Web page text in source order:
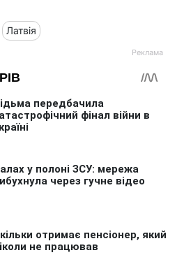
Латвія